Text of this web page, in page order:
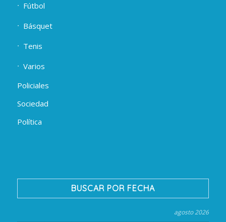
Fútbol
Básquet
Tenis
Varios
Policiales
Sociedad
Política
BUSCAR POR FECHA
agosto 2026